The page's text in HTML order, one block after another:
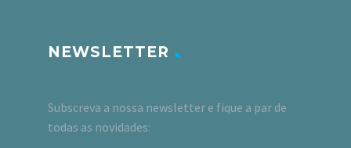
NEWSLETTER
Subscreva a nossa newsletter e fique a par de
todas as novidades: